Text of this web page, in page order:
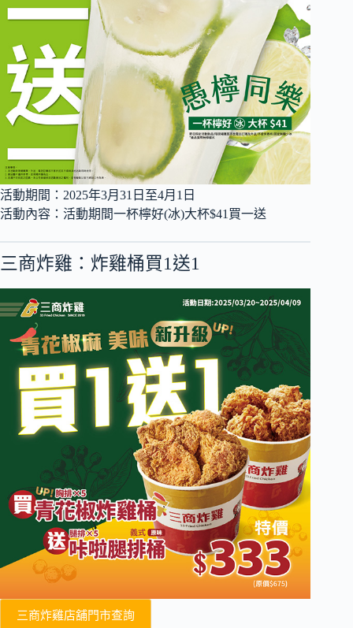
活動期間：2025年3月31日至4月1日
活動內容：活動期間一杯檸好(冰)大杯$41買一送
三商炸雞：炸雞桶買1送1
三商炸雞店舖門市查詢